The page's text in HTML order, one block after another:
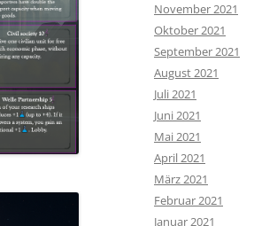
November 2021
Oktober 2021
September 2021
August 2021
Juli 2021
Juni 2021
Mai 2021
April 2021
März 2021
Februar 2021
Januar 2021